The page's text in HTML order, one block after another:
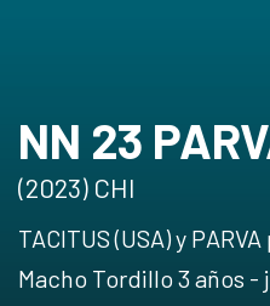
NN 23
(2023) CHI
TACITUS (USA) y
Macho Tordillo 3 años -